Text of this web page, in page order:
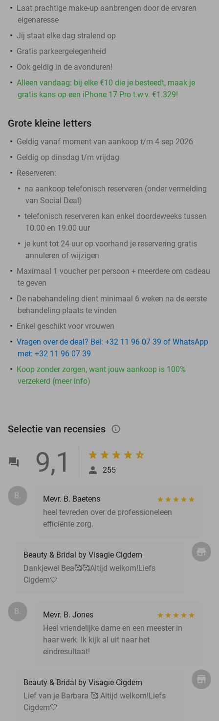
Laat prachtige make-up aanbrengen door de ervaren
eigenaresse
Jij staat elke dag stralend op
Gratis parkeergelegenheid
Ook geldig in de avonduren!
Alleen vandaag: bij elke €10 die je besteedt, maak je
gratis kans op een iPhone 17 Pro t.w.v. €1.329!
Grote kleine letters
Geldig vanaf moment van aankoop t/m 4 sep 2026
Geldig op dinsdag t/m vrijdag
Reserveren:
na aankoop telefonisch reserveren (onder vermelding
van Social Deal)
telefonisch reserveren kan enkel doordeweeks tussen
10.00 en 19.00 uur
je kunt tot 24 uur op voorhand je reservering gratis
annuleren of wijzigen
Maximaal 1 voucher per persoon + meerdere om cadeau
te geven​
De nabehandeling dient minimaal 6 weken na de eerste
behandeling plaats te vinden
Enkel geschikt voor vrouwen
Vragen over de deal? Bel: +32 11 96 07 39 of WhatsApp
met: +32 11 96 07 39
Koop zonder zorgen, want jouw aankoop is 100%
verzekerd (meer info)
Selectie van recensies info_outlined
9,1 255
B.
Mevr. B. Baetens
heel tevreden over de professioneleen
efficiënte zorg.
Beauty & Bridal by Visagie Cigdem
Dankjewel Bea🥰🥰Altijd welkom!Liefs
Cigdem🤍
B.
Mevr. B. Jones
Heel vriendelijke dame en een meester in
haar werk. Ik kijk al uit naar het
eindresultaat!
Beauty & Bridal by Visagie Cigdem
Lief van je Barbara 🥰 Altijd welkom!Liefs
Cigdem🤍